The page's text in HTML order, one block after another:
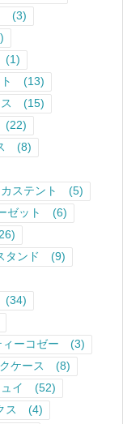
(3)
(1)
(13)
(15)
(22)
(8)
ステント
(5)
ゼット
(6)
タンド
(9)
(34)
ィーコゼー
(3)
ケース
(8)
イ
(52)
ス
(4)